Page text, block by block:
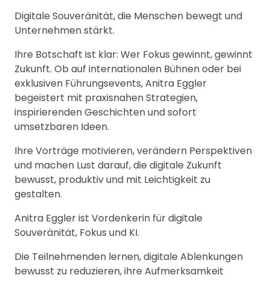
Digitale Souveränität, die Menschen bewegt und
Unternehmen stärkt.
Ihre Botschaft ist klar: Wer Fokus gewinnt, gewinnt
Zukunft. Ob auf internationalen Bühnen oder bei
exklusiven Führungsevents, Anitra Eggler
begeistert mit praxisnahen Strategien,
inspirierenden Geschichten und sofort
umsetzbaren Ideen.
Ihre Vorträge motivieren, verändern Perspektiven
und machen Lust darauf, die digitale Zukunft
bewusst, produktiv und mit Leichtigkeit zu
gestalten.
Anitra Eggler ist Vordenkerin für digitale
Souveränität, Fokus und KI.
Die Teilnehmenden lernen, digitale Ablenkungen
bewusst zu reduzieren, ihre Aufmerksamkeit